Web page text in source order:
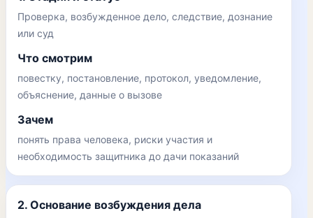
Проверка, возбужденное дело, следствие, дознание
или суд
Что смотрим
повестку, постановление, протокол, уведомление,
объяснение, данные о вызове
Зачем
понять права человека, риски участия и
необходимость защитника до дачи показаний
2. Основание возбуждения дела